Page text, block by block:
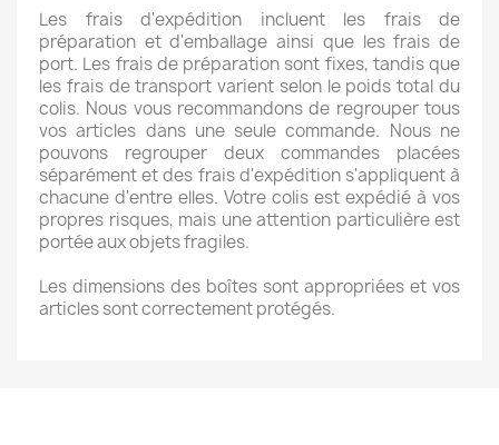
Les frais d'expédition incluent les frais de
préparation et d'emballage ainsi que les frais de
port. Les frais de préparation sont fixes, tandis que
les frais de transport varient selon le poids total du
colis. Nous vous recommandons de regrouper tous
vos articles dans une seule commande. Nous ne
pouvons regrouper deux commandes placées
séparément et des frais d'expédition s'appliquent à
chacune d'entre elles. Votre colis est expédié à vos
propres risques, mais une attention particulière est
portée aux objets fragiles.
Les dimensions des boîtes sont appropriées et vos
articles sont correctement protégés.